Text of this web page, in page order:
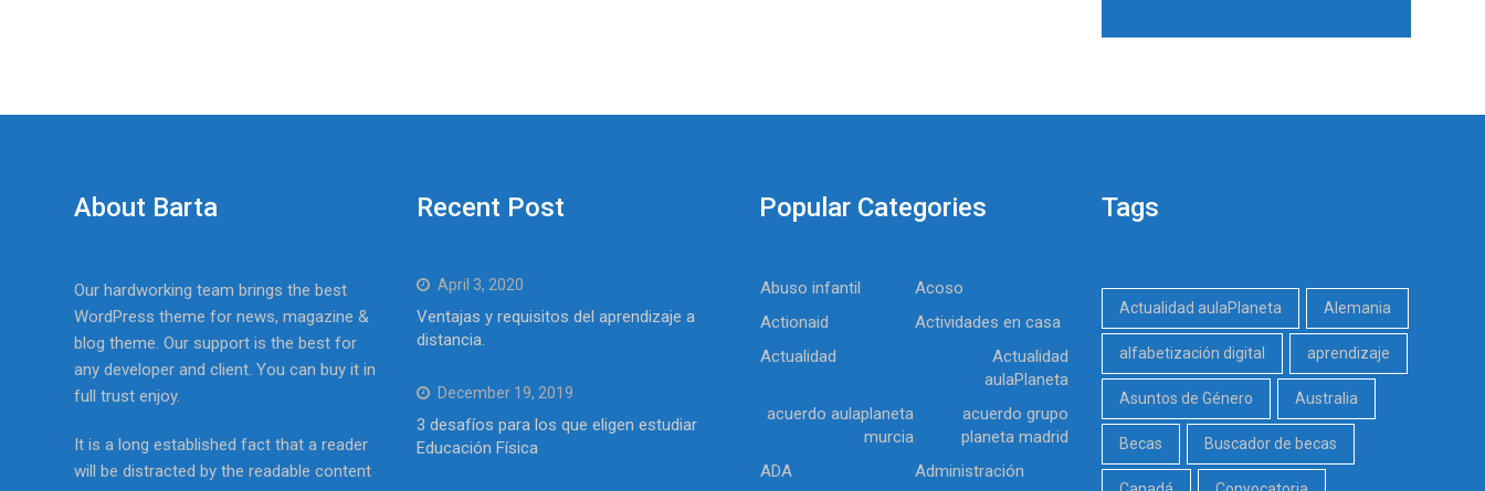
About Barta
Our hardworking team brings the best
WordPress theme for news, magazine &
blog theme. Our support is the best for
any developer and client. You can buy it in
full trust enjoy.
It is a long established fact that a reader
will be distracted by the readable content
Recent Post
April 3, 2020
Ventajas y requisitos del aprendizaje a
distancia.
December 19, 2019
3 desafíos para los que eligen estudiar
Educación Física
Popular Categories
Abuso infantil
Acoso
Actionaid
Actividades en casa
Actualidad
Actualidad
aulaPlaneta
acuerdo aulaplaneta
murcia
acuerdo grupo
planeta madrid
ADA
Administración
Tags
Actualidad aulaPlaneta Alemania
alfabetización digital aprendizaje
Asuntos de Género Australia
Becas Buscador de becas